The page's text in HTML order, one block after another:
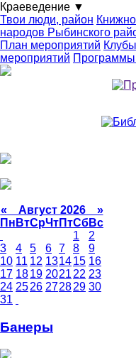
Краеведение ▼
Твои люди, район
народов Рыбинского
План мероприятий
мероприятий Программы
« Август 2026 »
Пн ВтСрЧтПтСбВс
1
2
3
4 5 6 7 8
9
10 11 12 131415 16
17 1819 2021 22 23
24 2526 272829 30
31
Банеры